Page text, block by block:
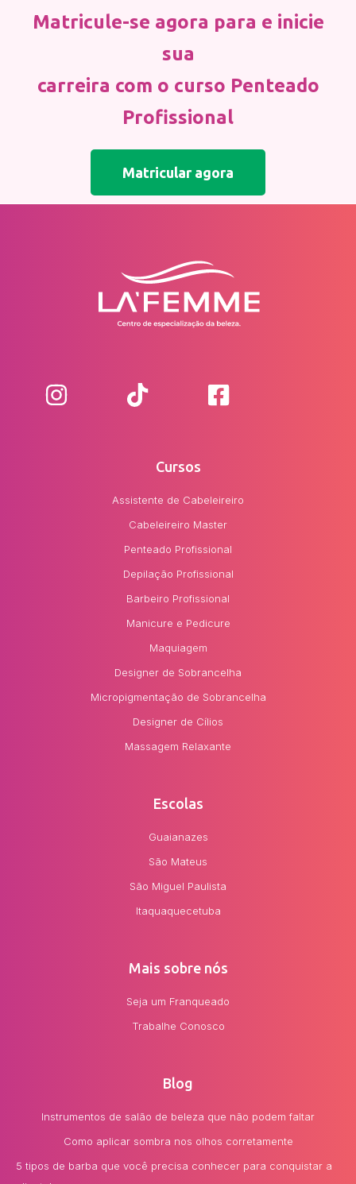
Matricule-se agora para e inicie
sua
carreira com o curso Penteado
Profissional
Matricular agora
Cursos
Assistente de Cabeleireiro
Cabeleireiro Master
Penteado Profissional
Depilação Profissional
Barbeiro Profissional
Manicure e Pedicure
Maquiagem
Designer de Sobrancelha
Micropigmentação de Sobrancelha
Designer de Cílios
Massagem Relaxante
Escolas
Guaianazes
São Mateus
São Miguel Paulista
Itaquaquecetuba
Mais sobre nós
Seja um Franqueado
Trabalhe Conosco
Blog
Instrumentos de salão de beleza que não podem faltar
Como aplicar sombra nos olhos corretamente
5 tipos de barba que você precisa conhecer para conquistar a